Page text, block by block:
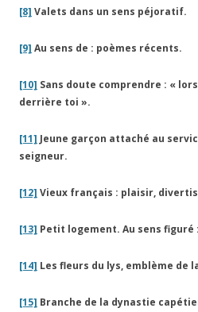
[8] Valets dans un sens péjoratif.
[9] Au sens de : poèmes récents.
[10] Sans doute comprendre : «
derrière toi ».
[11] Jeune garçon attaché au
seigneur.
[12] Vieux français : plaisir,
[13] Petit logement. Au sens figuré
[14] Les fleurs du lys, emblème de
[15] Branche de la dynastie